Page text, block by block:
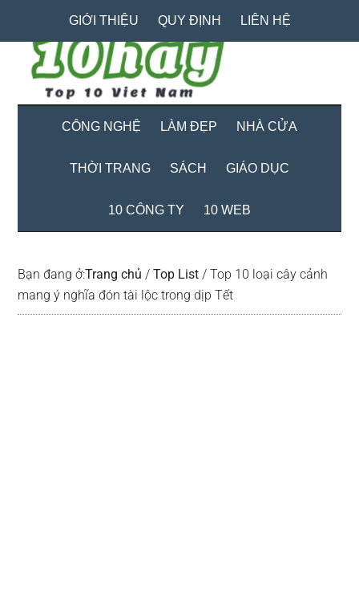
content
secondary
menu
primary
sidebar
GIỚI THIỆU QUY ĐỊNH LIÊN HỆ
CÔNG NGHỆ LÀM ĐẸP NHÀ CỬA
THỜI TRANG SÁCH GIÁO DỤC
10 CÔNG TY 10 WEB
Bạn đang ở:Trang chủ / Top List / Top 10 loại cây cảnh
mang ý nghĩa đón tài lộc trong dịp Tết